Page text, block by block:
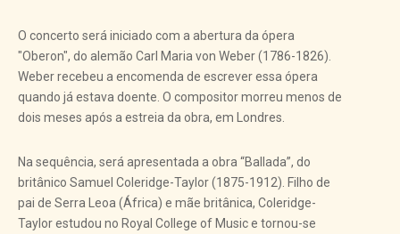
O concerto será iniciado com a abertura da ópera
"Oberon", do alemão Carl Maria von Weber (1786-1826).
Weber recebeu a encomenda de escrever essa ópera
quando já estava doente. O compositor morreu menos de
dois meses após a estreia da obra, em Londres.
Na sequência, será apresentada a obra “Ballada”, do
britânico Samuel Coleridge-Taylor (1875-1912). Filho de
pai de Serra Leoa (África) e mãe britânica, Coleridge-
Taylor estudou no Royal College of Music e tornou-se